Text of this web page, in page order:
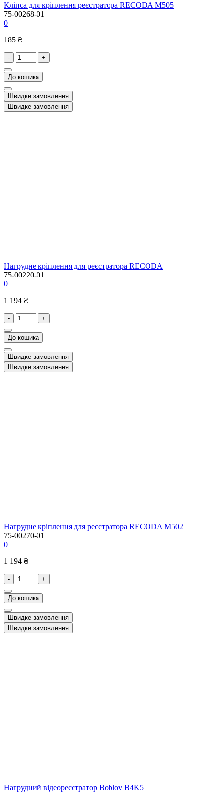
Кліпса для кріплення реєстратора RECODA M505
75-00268-01
0
185 ₴
- +
До кошика
Швидке замовлення
Швидке замовлення
Нагрудне кріплення для реєстратора RECODA
75-00220-01
0
1 194 ₴
- +
До кошика
Швидке замовлення
Швидке замовлення
Нагрудне кріплення для реєстратора RECODA M502
75-00270-01
0
1 194 ₴
- +
До кошика
Швидке замовлення
Швидке замовлення
Нагрудний відеореєстратор Boblov B4K5